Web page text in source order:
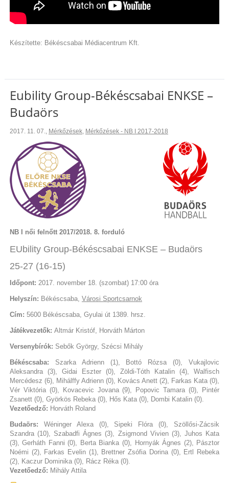
Készítette: Békéscsabai Médiacentrum Kft.
Eubility Group-Békéscsabai ENKSE –
Budaörs
2017. 11. 07., Mérkőzések, Mérkőzések - NB I 2017-2018
NB I női felnőtt 2017/2018. 8. forduló
EUbility Group-Békéscsabai ENKSE – Budaörs
25-27 (16-15)
Időpont: 2017. november 18. (szombat) 17:00 óra
Helyszín: Békéscsaba, Városi Sportcsarnok
Cím: 5600 Békéscsaba, Gyulai út 1389. hrsz.
Játékvezetők: Altmár Kristóf, Horváth Márton
Versenybírók: Sebők György, Szécsi Mihály
Békéscsaba: Szarka Adrienn (1), Bottó Rózsa (0), Vukajlovic
Aleksandra (3), Gidai Eszter (0), Zöldi-Tóth Katalin (4), Walfisch
Mercédesz (6), Mihálffy Adrienn (0), Kovács Anett (2), Farkas Kata (0),
Vér Viktória (0), Kovacevic Jovana (9), Popovic Tamara (0), Pintér
Zsanett (0), Györkös Rebeka (0), Hős Kata (0), Dombi Katalin (0).
Vezetőedző: Horváth Roland
Budaörs: Wéninger Alexa (0), Sipeki Flóra (0), Szöllősi-Zácsik
Szandra (10), Szabadfi Ágnes (3), Zsigmond Vivien (3), Juhos Kata
(3), Gerháth Fanni (0), Berta Bianka (0), Hornyák Ágnes (2), Pásztor
Noémi (2), Farkas Evelin (1), Brettner Zsófia Dorina (0), Ertl Rebeka
(2), Kaczur Dominika (0), Rácz Réka (0).
Vezetőedző: Mihály Attila